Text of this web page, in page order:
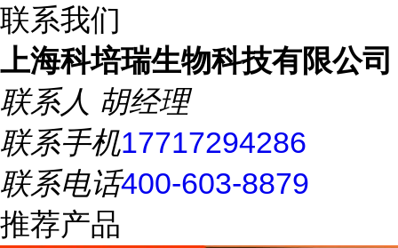
联系我们
上海科培瑞生物科技有限公司
联系人 胡经理
联系手机17717294286
联系电话400-603-8879
推荐产品